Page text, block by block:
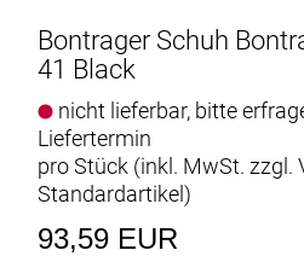
- Fasergehalt (oben): 78 %
Polyurethan / 14 %
Nylon
Bontrager Schuh
41 Black
nicht lieferbar, bitte
Liefertermin
pro Stück (inkl. MwSt. zzgl.
Standardartikel)
93,59 EUR